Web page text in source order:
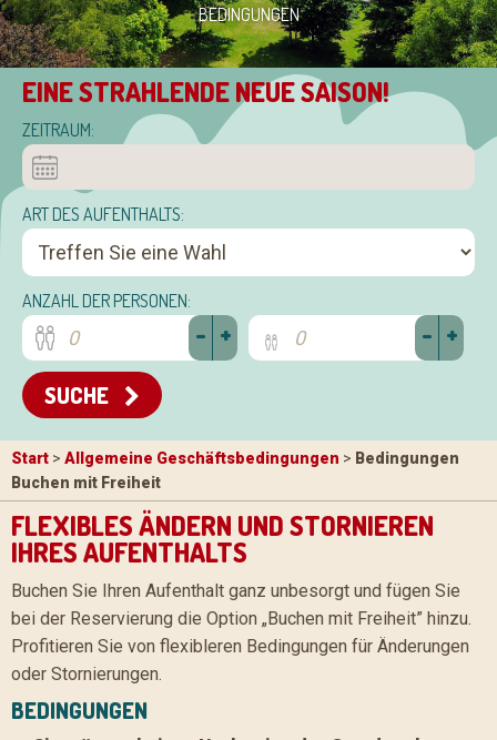
BEDINGUNGEN
EINE STRAHLENDE NEUE SAISON!
ZEITRAUM:
ART DES AUFENTHALTS:
ANZAHL DER PERSONEN:
+
- +
-
SUCHE
Start > Allgemeine Geschäftsbedingungen > Bedingungen
Buchen mit Freiheit
FLEXIBLES ÄNDERN UND STORNIEREN
IHRES AUFENTHALTS
Buchen Sie Ihren Aufenthalt ganz unbesorgt und fügen Sie
bei der Reservierung die Option „Buchen mit Freiheit” hinzu.
Profitieren Sie von flexibleren Bedingungen für Änderungen
oder Stornierungen.
BEDINGUNGEN